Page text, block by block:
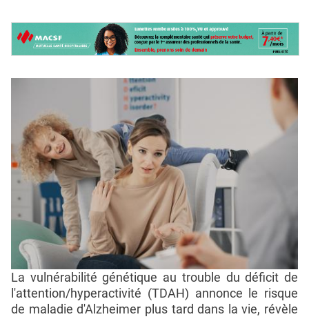
La vulnérabilité génétique au trouble du déficit de
l'attention/hyperactivité (TDAH) annonce le risque
de maladie d'Alzheimer plus tard dans la vie, révèle